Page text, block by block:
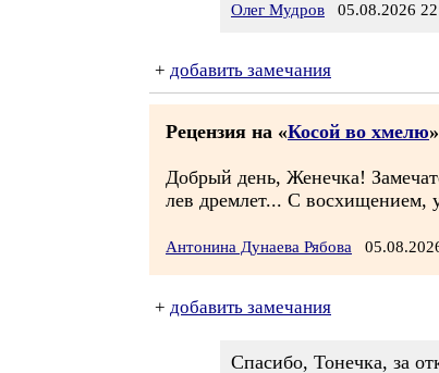
Олег Мудров 05.08.2026
+ добавить замечания
Рецензия на «Косой во хмелю
Добрый день, Женечка!
лев дремлет... С восхищением,
Антонина Дунаева Рябова
+ добавить замечания
Спасибо, Тонечка, за